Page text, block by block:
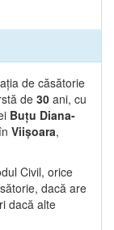
de căsătorie
de 30 ani, cu
Buțu Diana-
Viișoara,
Civil, orice
dacă are
dacă alte